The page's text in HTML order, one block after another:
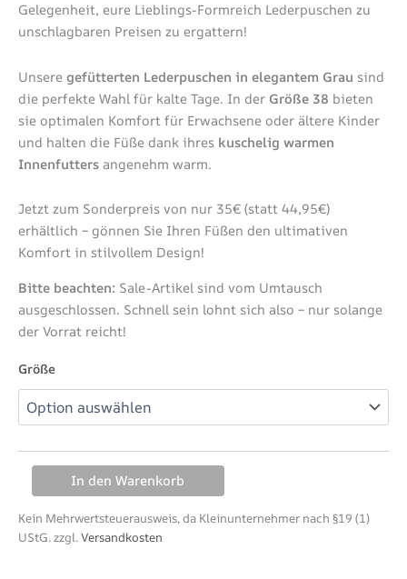
Gelegenheit, eure Lieblings-Formreich Lederpuschen zu
unschlagbaren Preisen zu ergattern!
Unsere gefütterten Lederpuschen in elegantem Grau sind
die perfekte Wahl für kalte Tage. In der Größe 38 bieten
sie optimalen Komfort für Erwachsene oder ältere Kinder
und halten die Füße dank ihres kuschelig warmen
Innenfutters angenehm warm.
Jetzt zum Sonderpreis von nur 35€ (statt 44,95€)
erhältlich – gönnen Sie Ihren Füßen den ultimativen
Komfort in stilvollem Design!
Bitte beachten: Sale-Artikel sind vom Umtausch
ausgeschlossen. Schnell sein lohnt sich also – nur solange
der Vorrat reicht!
Größe
In den Warenkorb
Kein Mehrwertsteuerausweis, da Kleinunternehmer nach §19 (1)
UStG.zzgl.Versandkosten